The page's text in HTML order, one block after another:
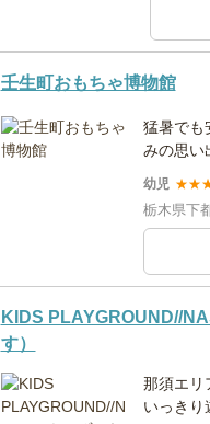
壬生町おもちゃ博物館
猛暑でも
みの思い
幼児 ★★
栃木県下
KIDS PLAYGROUND//
す）
那須エリ
いっきり